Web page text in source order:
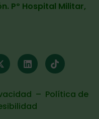
Pº Hospital Militar,
– Política de